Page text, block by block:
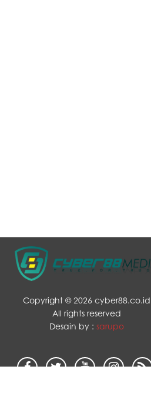
Copyright ©2026 cyber88.co.id
All rights reserved
Desain by : sarupo